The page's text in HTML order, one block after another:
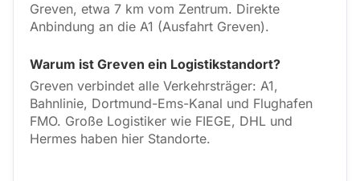
Greven, etwa 7 km vom Zentrum. Direkte
Anbindung an die A1 (Ausfahrt Greven).
Warum ist Greven ein Logistikstandort?
Greven verbindet alle Verkehrsträger: A1,
Bahnlinie, Dortmund-Ems-Kanal und Flughafen
FMO. Große Logistiker wie FIEGE, DHL und
Hermes haben hier Standorte.